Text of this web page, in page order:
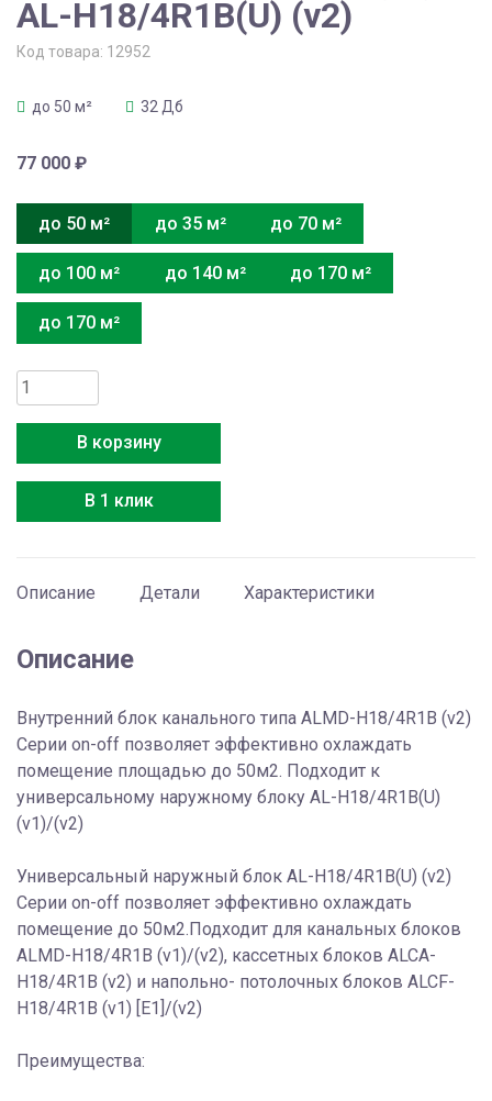
AL-H18/4R1B(U) (v2)
Код товара: 12952
до 50 м² 32 Дб
77 000 ₽
до 50 м² до 35 м² до 70 м²
до 100 м² до 140 м² до 170 м²
до 170 м²
Количество
товара
ALMD-
H18/4R1B (v2)
(v2)
В корзину
В 1 клик
Описание Детали Характеристики
Описание
Внутренний блок канального типа ALMD-H18/4R1B (v2)
Серии on-off позволяет эффективно охлаждать
помещение площадью до 50м2. Подходит к
универсальному наружному блоку AL-H18/4R1B(U)
(v1)/(v2)
Универсальный наружный блок AL-H18/4R1B(U) (v2)
Серии on-off позволяет эффективно охлаждать
помещение до 50м2.Подходит для канальных блоков
ALMD-H18/4R1B (v1)/(v2), кассетных блоков ALCA-
H18/4R1B (v2) и напольно- потолочных блоков ALCF-
H18/4R1B (v1) [E1]/(v2)
Преимущества: